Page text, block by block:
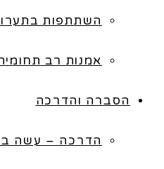
השתתפות
אמנות רב
הסברה והדרכה
הדרכה – עשה